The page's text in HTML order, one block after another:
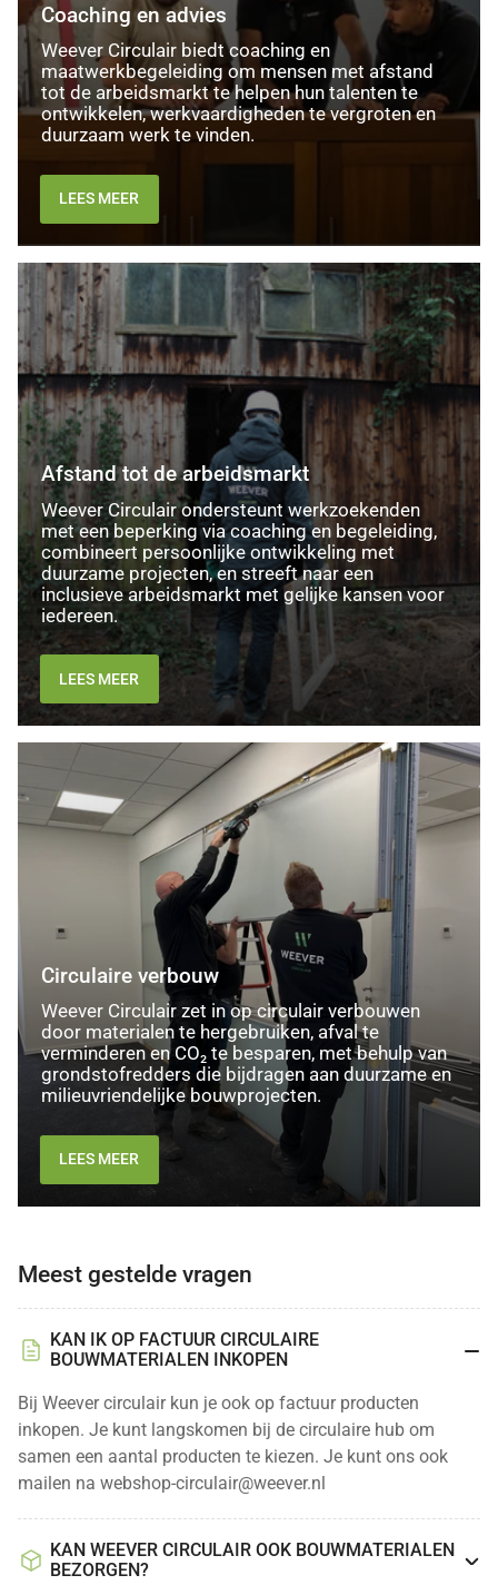
Coaching en advies
Weever Circulair biedt coaching en
maatwerkbegeleiding om mensen met afstand
tot de arbeidsmarkt te helpen hun talenten te
ontwikkelen, werkvaardigheden te vergroten en
duurzaam werk te vinden.
LEES MEER
Afstand
tot
de
arbeidsmarkt
Afstand tot de arbeidsmarkt
Weever Circulair ondersteunt werkzoekenden
met een beperking via coaching en begeleiding,
combineert persoonlijke ontwikkeling met
duurzame projecten, en streeft naar een
inclusieve arbeidsmarkt met gelijke kansen voor
iedereen.
LEES MEER
Circulaire verbouw
Weever Circulair zet in op circulair verbouwen
door materialen te hergebruiken, afval te
verminderen en CO₂ te besparen, met behulp van
grondstofredders die bijdragen aan duurzame en
milieuvriendelijke bouwprojecten.
LEES MEER
Meest gestelde vragen
KAN IK OP FACTUUR CIRCULAIRE
BOUWMATERIALEN INKOPEN
Bij Weever circulair kun je ook op factuur producten
inkopen. Je kunt langskomen bij de circulaire hub om
samen een aantal producten te kiezen. Je kunt ons ook
mailen na webshop-circulair@weever.nl
KAN WEEVER CIRCULAIR OOK BOUWMATERIALEN
BEZORGEN?